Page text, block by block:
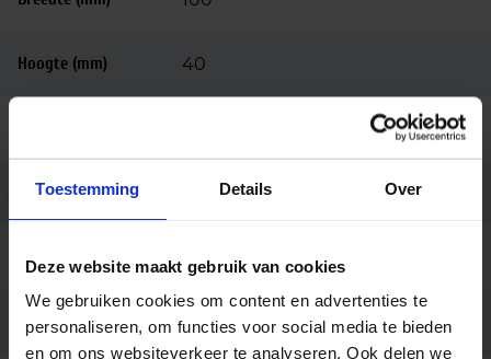
Toestemming Details Over
Deze website maakt gebruik van cookies
We gebruiken cookies om content en advertenties te
personaliseren, om functies voor social media te bieden
en om ons websiteverkeer te analyseren. Ook delen we
Hoogte (mm) 40
Kleur Zwart
Merk Tridonic
Garantie 5 jaar